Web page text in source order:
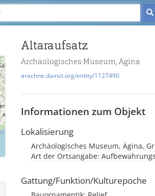
Altaraufsatz
Archäologisches Museum, Ägina
arachne.dainst.org/entity/1127490
Informationen zum Objekt
Lokalisierung
Archäologisches Museum, Ägina,
Art der Ortsangabe:
Gattung/Funktion/Kulturepoche